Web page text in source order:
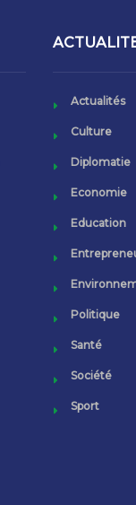
Actualités
Culture
Diplomatie
Economie
Education
Politique
Santé
Société
Sport